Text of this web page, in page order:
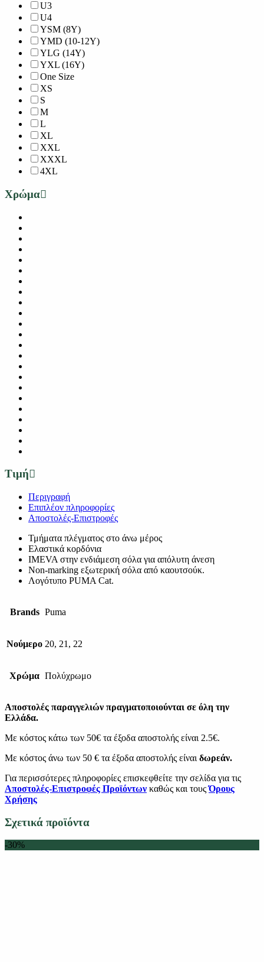
U3
U4
YSM (8Y)
YMD (10-12Y)
YLG (14Y)
YXL (16Y)
One Size
XS
S
M
L
XL
XXL
XXXL
4XL
Χρώμα
Τιμή
Περιγραφή
Επιπλέον πληροφορίες
Αποστολές-Επιστροφές
Τμήματα πλέγματος στο άνω μέρος
Ελαστικά κορδόνια
IMEVA στην ενδιάμεση σόλα για απόλυτη άνεση
Non-marking εξωτερική σόλα από καουτσούκ.
Λογότυπο PUMA Cat.
Brands Puma
Νούμερο 20, 21, 22
Χρώμα Πολύχρωμο
Αποστολές παραγγελιών πραγματοποιούνται σε όλη την
Ελλάδα.
Με κόστος κάτω των 50€ τα έξοδα αποστολής είναι 2.5€.
Με κόστος άνω των 50 € τα έξοδα αποστολής είναι δωρεάν.
Για περισσότερες πληροφορίες επισκεφθείτε την σελίδα για τις
Αποστολές-Επιστροφές Προϊόντων καθώς και τουςΌρους
Χρήσης
Σχετικά προϊόντα
-30%